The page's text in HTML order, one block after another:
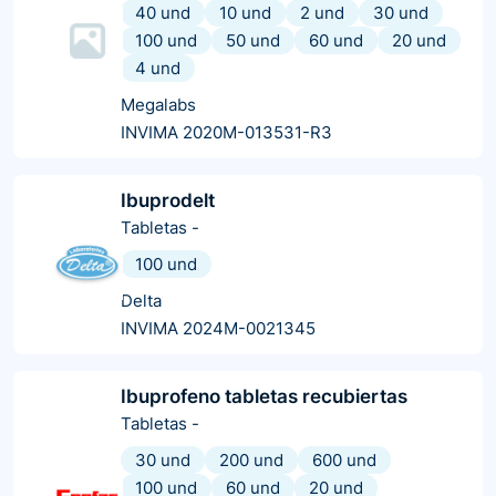
40 und
10 und 2 und
30 und
100 und
50 und 60 und
20 und
4 und
Megalabs
INVIMA 2020M-013531-R3
Ibuprodelt
Tabletas -
100 und
Delta
INVIMA 2024M-0021345
Ibuprofeno tabletas recubiertas
Tabletas -
30 und
200 und
600 und
100 und
60 und 20 und